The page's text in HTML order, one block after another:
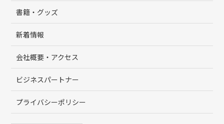
書籍・グッズ
新着情報
会社概要・アクセス
ビジネスパートナー
プライバシーポリシー